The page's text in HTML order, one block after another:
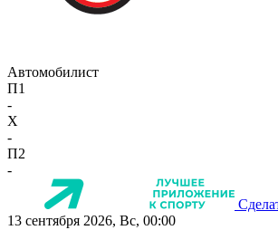
Автомобилист
П1
-
X
-
П2
-
13 сентября 2026, Вс, 00:00